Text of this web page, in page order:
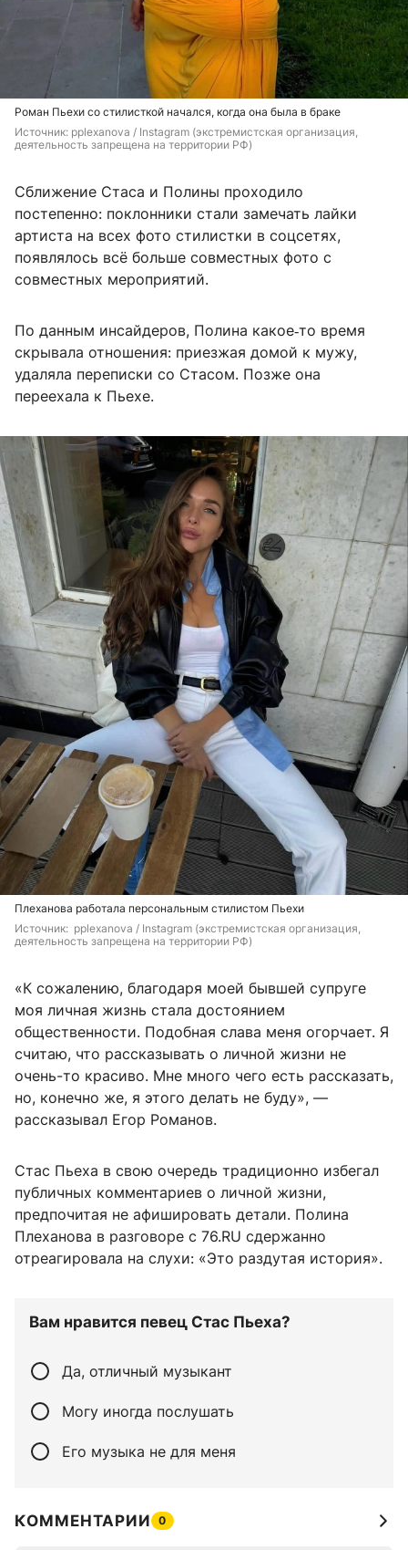
Роман Пьехи со стилисткой начался, когда она была в браке
Источник: pplexanova / Instagram (экстремистская организация,
деятельность запрещена на территории РФ)
Сближение Стаса и Полины проходило
постепенно: поклонники стали замечать лайки
артиста на всех фото стилистки в соцсетях,
появлялось всё больше совместных фото с
совместных мероприятий.
По данным инсайдеров, Полина какое‑то время
скрывала отношения: приезжая домой к мужу,
удаляла переписки со Стасом. Позже она
переехала к Пьехе.
Плеханова работала персональным стилистом Пьехи
Источник: pplexanova / Instagram (экстремистская организация,
деятельность запрещена на территории РФ)
«К сожалению, благодаря моей бывшей супруге
моя личная жизнь стала достоянием
общественности. Подобная слава меня огорчает. Я
считаю, что рассказывать о личной жизни не
очень-то красиво. Мне много чего есть рассказать,
но, конечно же, я этого делать не буду», —
рассказывал Егор Романов.
Стас Пьеха в свою очередь традиционно избегал
публичных комментариев о личной жизни,
предпочитая не афишировать детали. Полина
Плеханова в разговоре с 76.RU сдержанно
отреагировала на слухи: «Это раздутая история».
Вам нравится певец Стас Пьеха?
Да, отличный музыкант
Могу иногда послушать
Его музыка не для меня
КОММЕНТАРИИ 0